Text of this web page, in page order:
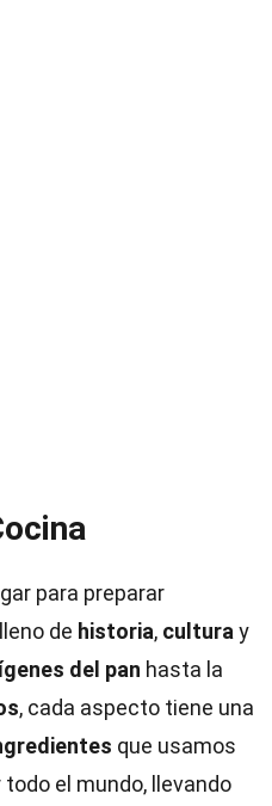
para preparar
lleno de historia, cultura y
del pan hasta la
, cada aspecto tiene una
que usamos
el mundo, llevando